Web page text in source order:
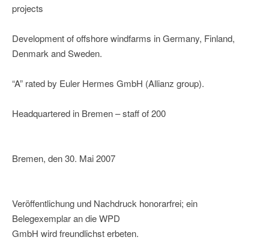
projects
Development of offshore windfarms in Germany, Finland,
Denmark and Sweden.
“A” rated by Euler Hermes GmbH (Allianz group).
Headquartered in Bremen – staff of 200
Bremen, den 30. Mai 2007
Veröffentlichung und Nachdruck honorarfrei; ein
Belegexemplar an die WPD
GmbH wird freundlichst erbeten.